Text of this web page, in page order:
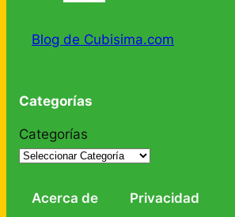
Blog de Cubisima.com
Categorías
Categorías
Acerca de Privacidad